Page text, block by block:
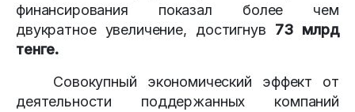
финансирования показал более чем
двукратное увеличение, достигнув 73 млрд
тенге.
Совокупный экономический эффект от
деятельности поддержанных компаний